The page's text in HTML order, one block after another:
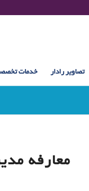
تصاویر رادار خدمات
معارفه